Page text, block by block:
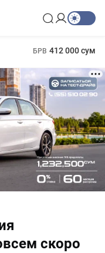
БРВ 412 000 сум
скоро